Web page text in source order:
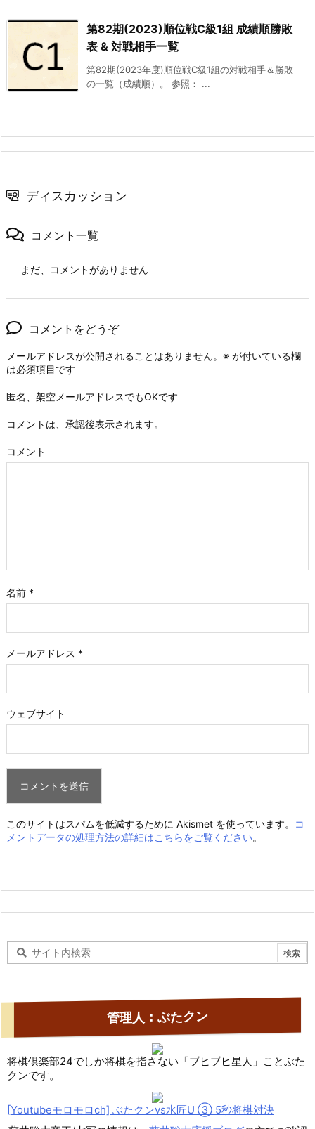
第82期(2023)順位戦C級1組 成績順勝敗
表 & 対戦相手一覧
第82期(2023年度)順位戦C級1組の対戦相手＆勝敗
の一覧（成績順）。 参照： ...
ディスカッション
コメント一覧
まだ、コメントがありません
コメントをどうぞ
メールアドレスが公開されることはありません。 ※ が付いている欄
は必須項目です
匿名、架空メールアドレスでもOKです
コメントは、承認後表示されます。
コメント
名前 *
メールアドレス *
ウェブサイト
このサイトはスパムを低減するために Akismet を使っています。
コ
メントデータの処理方法の詳細はこちらをご覧ください。
管理人：ぶたクン
将棋倶楽部24でしか将棋を指さない「ブヒブヒ星人」ことぶた
クンです。
[Youtubeモロモロch] ぶたクンvs水匠U ③ 5秒将棋対決